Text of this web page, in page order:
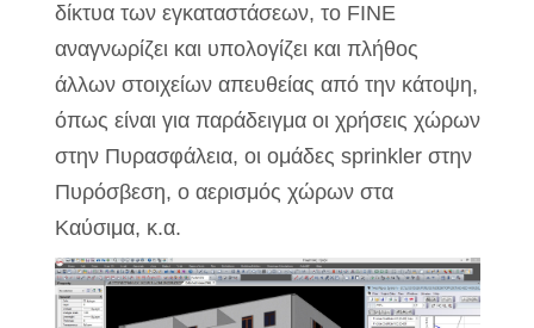
δίκτυα των εγκαταστάσεων, το FINE
αναγνωρίζει και υπολογίζει και πλήθος
άλλων στοιχείων απευθείας από την κάτοψη,
όπως είναι για παράδειγμα οι χρήσεις χώρων
στην Πυρασφάλεια, οι ομάδες sprinkler στην
Πυρόσβεση, ο αερισμός χώρων στα
Καύσιμα, κ.α.